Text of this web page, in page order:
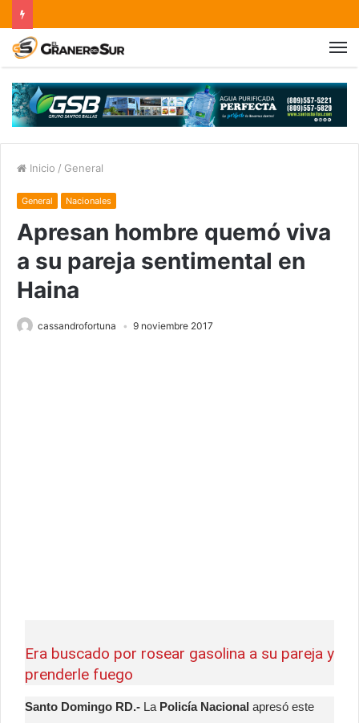
Inicio / General
General Nacionales
Apresan hombre quemó viva
a su pareja sentimental en
Haina
cassandrofortuna 9 noviembre 2017
Era buscado por rosear gasolina a su pareja y
prenderle fuego
Santo Domingo RD.- La Policía Nacional apresó este